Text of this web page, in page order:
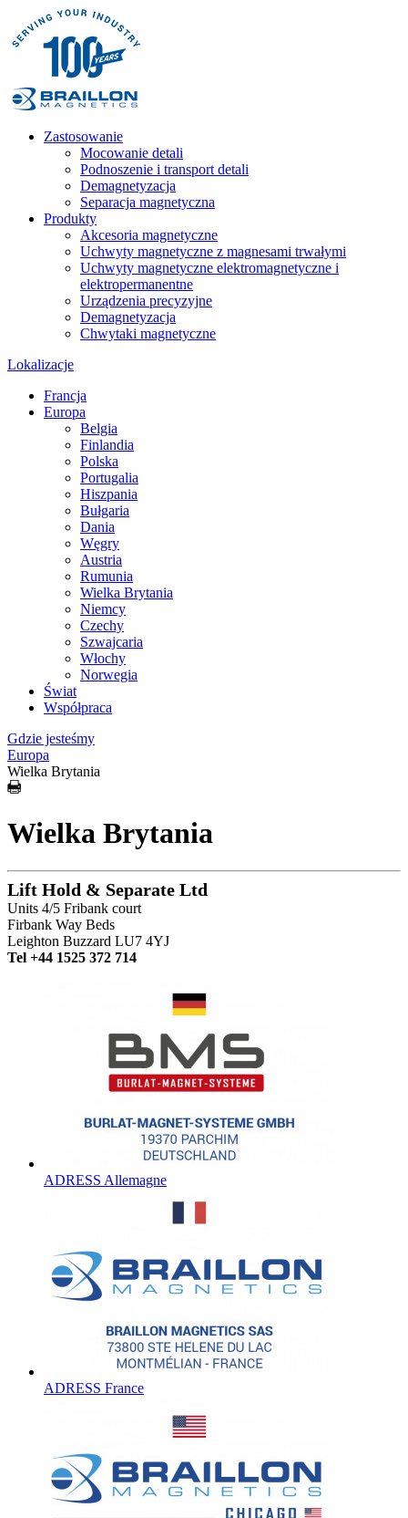
Zastosowanie
Mocowanie detali
Podnoszenie i transport detali
Demagnetyzacja
Separacja magnetyczna
Produkty
Akcesoria magnetyczne
Uchwyty magnetyczne z magnesami trwałymi
Uchwyty magnetyczne elektromagnetyczne i
elektropermanentne
Urządzenia precyzyjne
Demagnetyzacja
Chwytaki magnetyczne
Lokalizacje
Francja
Europa
Belgia
Finlandia
Polska
Portugalia
Hiszpania
Bułgaria
Dania
Węgry
Austria
Rumunia
Wielka Brytania
Niemcy
Czechy
Szwajcaria
Włochy
Norwegia
Świat
Współpraca
Gdzie jesteśmy
Europa
Wielka Brytania
Wielka Brytania
Lift Hold & Separate Ltd
Units 4/5 Fribank court
Firbank Way Beds
Leighton Buzzard LU7 4YJ
Tel +44 1525 372 714
ADRESS Allemagne
ADRESS France